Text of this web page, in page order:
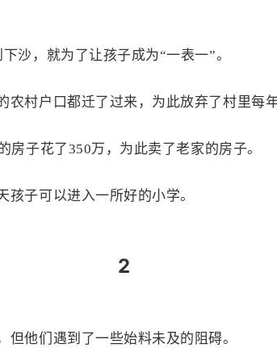
沙，就为了让孩子成为“一表一”。
村户口都迁了过来，为此放弃了村里每
房子花了350万，为此卖了老家的房子。
子可以进入一所好的小学。
2
他们遇到了一些始料未及的阻碍。